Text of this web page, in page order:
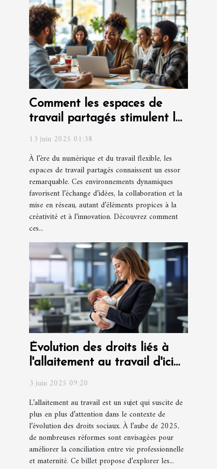
Comment les espaces de
travail partagés stimulent la
13 juin 2025 01:38
À l’ère du numérique et du travail flexible, les
espaces de travail partagés connaissent un essor
remarquable. Ces environnements dynamiques
favorisent l’échange d’idées, la collaboration et la
mise en réseau, autant d’éléments propices à la
créativité et à l’innovation. Découvrez comment
ces...
Évolution des droits liés à
l'allaitement au travail d'ici
2025
3 juin 2025 09:20
L’allaitement au travail est un sujet qui suscite de
plus en plus d’attention dans le contexte de
l’évolution des droits sociaux. À l’aube de 2025,
de nombreuses réformes sont envisagées pour
améliorer la conciliation entre vie professionnelle
et maternité. Ce billet propose d’explorer les...